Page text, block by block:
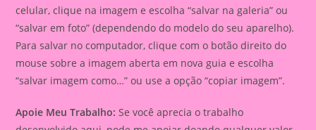
celular, clique na imagem e escolha “salvar na galeria” ou
“salvar em foto” (dependendo do modelo do seu aparelho).
Para salvar no computador, clique com o botão direito do
mouse sobre a imagem aberta em nova guia e escolha
“salvar imagem como…” ou use a opção “copiar imagem”.
Apoie Meu Trabalho: Se você aprecia o trabalho